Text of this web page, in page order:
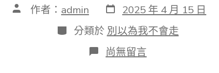
文 作者： admin 發
表
日
期
2025 年 4 月 15 日
分
類
分類於 別以為我不會走
在
〈【一
尚無留言